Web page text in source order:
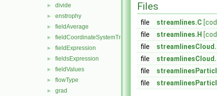
► divide
► enstrophy
► fieldAverage
► fieldCoordinateSystemTransform
► fieldExpression
► fieldsExpression
► fieldValues
► flowType
► grad
Files
file streamlines.C
file
streamlines.H
file
file
file
file